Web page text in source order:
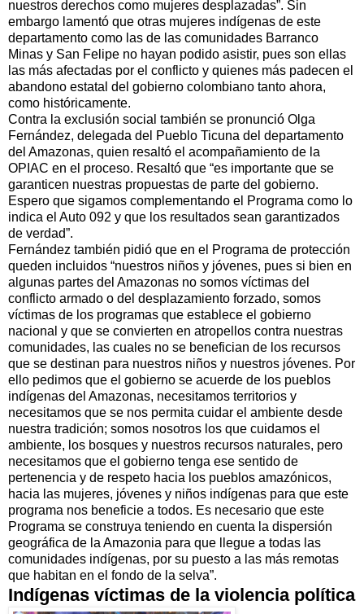
nuestros derechos como mujeres desplazadas”. Sin
embargo lamentó que otras mujeres indígenas de este
departamento como las de las comunidades Barranco
Minas y San Felipe no hayan podido asistir, pues son ellas
las más afectadas por el conflicto y quienes más padecen el
abandono estatal del gobierno colombiano tanto ahora,
como históricamente.
Contra la exclusión social también se pronunció Olga
Fernández, delegada del Pueblo Ticuna del departamento
del Amazonas, quien resaltó el acompañamiento de la
OPIAC en el proceso. Resaltó que “es importante que se
garanticen nuestras propuestas de parte del gobierno.
Espero que sigamos complementando el Programa como lo
indica el Auto 092 y que los resultados sean garantizados
de verdad”.
Fernández también pidió que en el Programa de protección
queden incluidos “nuestros niños y jóvenes, pues si bien en
algunas partes del Amazonas no somos víctimas del
conflicto armado o del desplazamiento forzado, somos
víctimas de los programas que establece el gobierno
nacional y que se convierten en atropellos contra nuestras
comunidades, las cuales no se benefician de los recursos
que se destinan para nuestros niños y nuestros jóvenes. Por
ello pedimos que el gobierno se acuerde de los pueblos
indígenas del Amazonas, necesitamos territorios y
necesitamos que se nos permita cuidar el ambiente desde
nuestra tradición; somos nosotros los que cuidamos el
ambiente, los bosques y nuestros recursos naturales, pero
necesitamos que el gobierno tenga ese sentido de
pertenencia y de respeto hacia los pueblos amazónicos,
hacia las mujeres, jóvenes y niños indígenas para que este
programa nos beneficie a todos. Es necesario que este
Programa se construya teniendo en cuenta la dispersión
geográfica de la Amazonia para que llegue a todas las
comunidades indígenas, por su puesto a las más remotas
que habitan en el fondo de la selva”.
Indígenas víctimas de la violencia política